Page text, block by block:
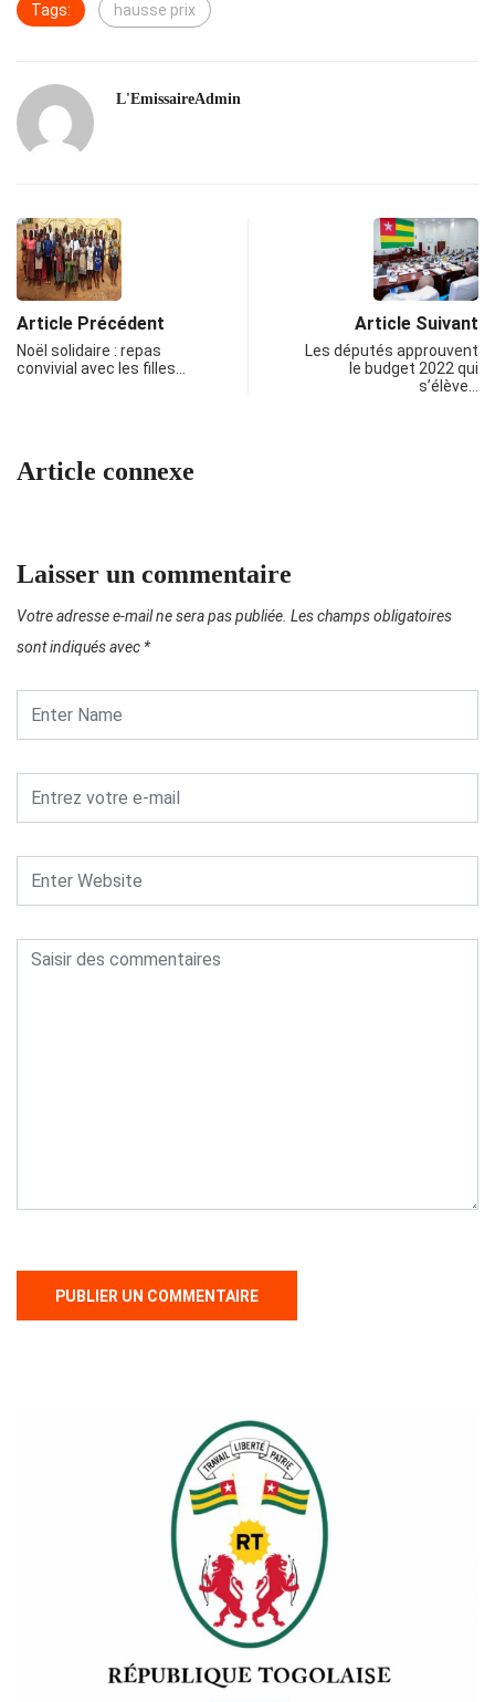
Tags: hausse prix
L'EmissaireAdmin
Article Précédent
Noël solidaire : repas
convivial avec les filles…
Article Suivant
Les députés approuvent
le budget 2022 qui
s’élève…
Article connexe
Laisser un commentaire
Votre adresse e-mail ne sera pas publiée. Les champs obligatoires
sont indiqués avec *